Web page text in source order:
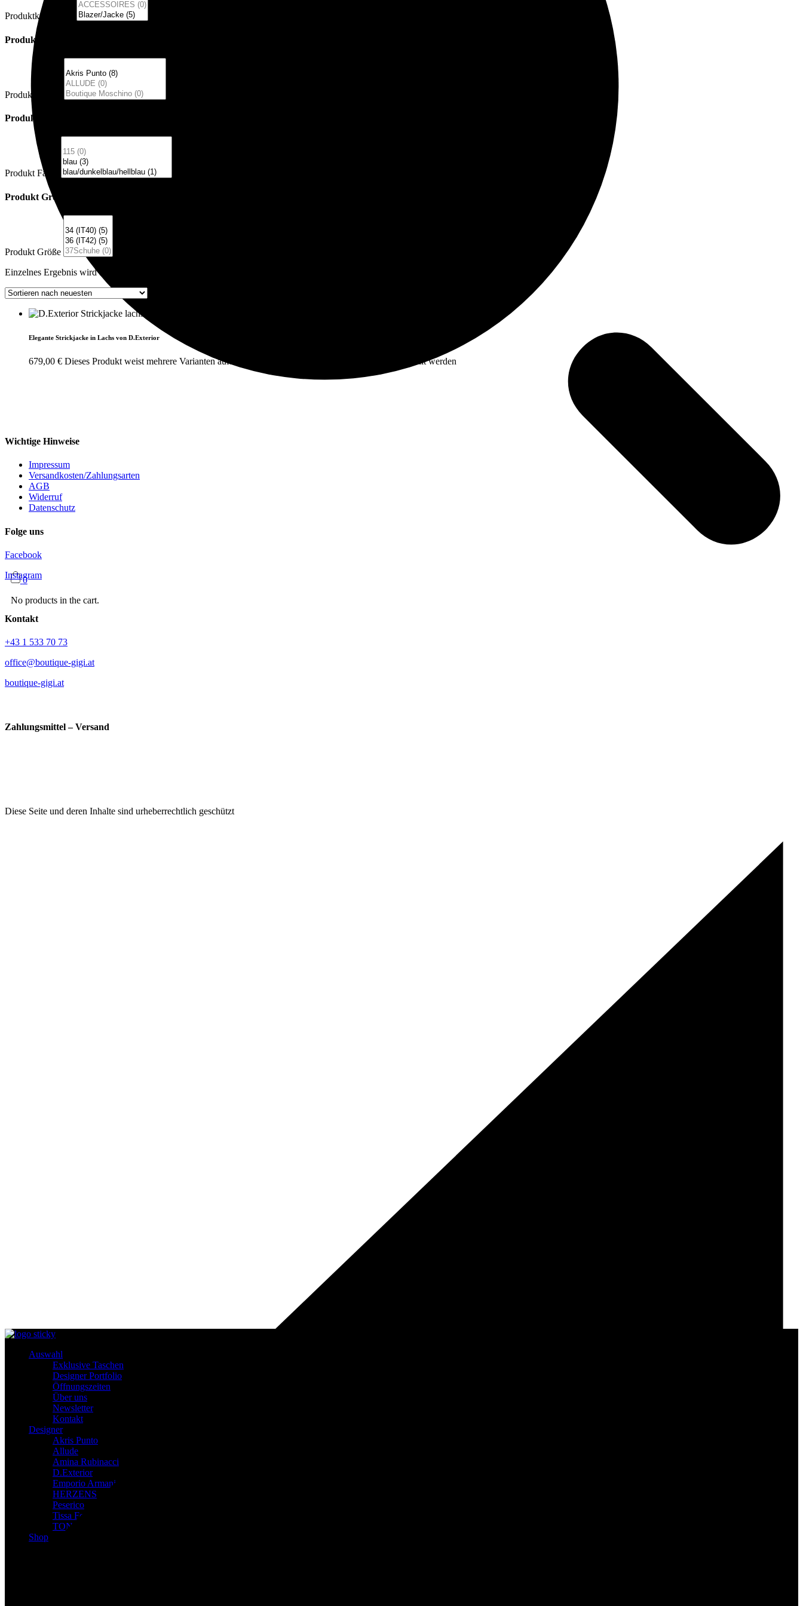
0
No products in the cart.
Auswahl
Exklusive Taschen
Designer Portfolio
Öffnungszeiten
Über uns
Newsletter
Kontakt
Designer
Akris Punto
Allude
Amina Rubinacci
D.Exterior
Emporio Armani
HERZENS
Peserico
Tissa Fontaneda
TONET
Shop
Produktkategorien
Produkt Marke
Produkt Marke
Produkt Farbe
Produkt Farbe
Produkt Größe
Produkt Größe
Einzelnes Ergebnis wird angezeigt
Elegante Strickjacke in Lachs von D.Exterior
679,00 € Dieses Produkt weist mehrere Varianten auf. Die Optionen können auf der Produktseite gewählt werden
Wichtige Hinweise
Impressum
Versandkosten/Zahlungsarten
AGB
Widerruf
Datenschutz
Folge uns
Facebook
Instagram
Kontakt
+43 1 533 70 73
office@boutique-gigi.at
boutique-gigi.at
Zahlungsmittel – Versand
Diese Seite und deren Inhalte sind urheberrechtlich geschützt